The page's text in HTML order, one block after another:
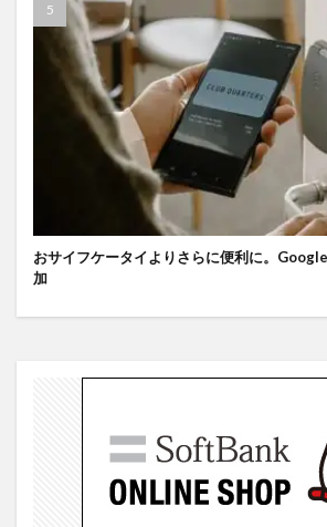
おサイフケータイよりさらに便利に。
加